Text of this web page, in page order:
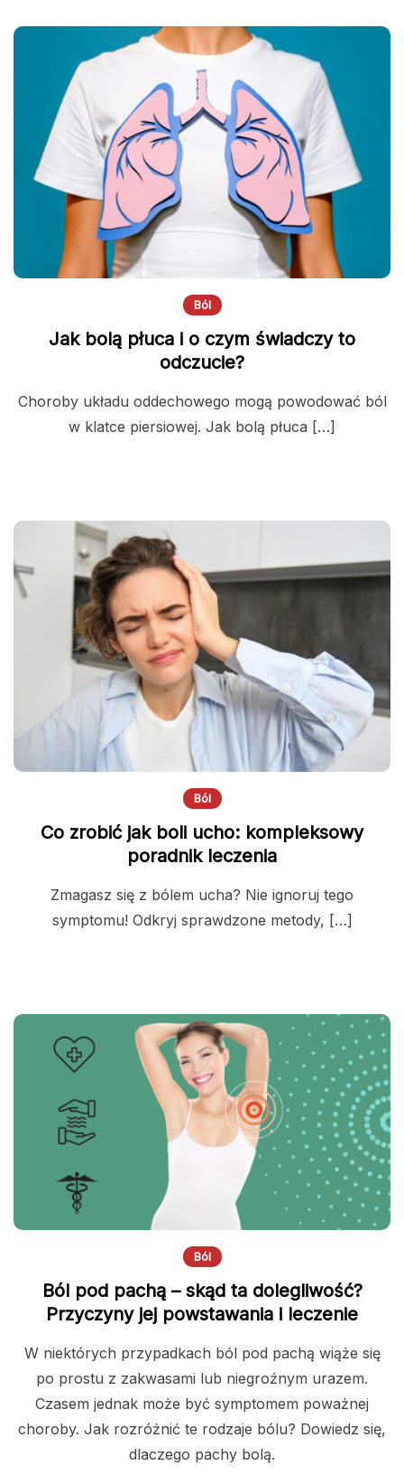
Ból
Jak bolą płuca i o czym świadczy to
odczucie?
Choroby układu oddechowego mogą powodować ból
w klatce piersiowej. Jak bolą płuca […]
Ból
Co zrobić jak boli ucho: kompleksowy
poradnik leczenia
Zmagasz się z bólem ucha? Nie ignoruj tego
symptomu! Odkryj sprawdzone metody, […]
Ból
Ból pod pachą – skąd ta dolegliwość?
Przyczyny jej powstawania i leczenie
W niektórych przypadkach ból pod pachą wiąże się
po prostu z zakwasami lub niegroźnym urazem.
Czasem jednak może być symptomem poważnej
choroby. Jak rozróżnić te rodzaje bólu? Dowiedz się,
dlaczego pachy bolą.